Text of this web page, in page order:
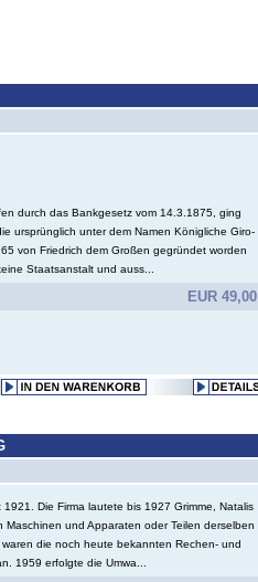
durch das Bankgesetz vom 14.3.1875, ging
ursprünglich unter dem Namen Königliche Giro-
von Friedrich dem Großen gegründet worden
Staatsanstalt und auss...
EUR 49,00
Die Firma lautete bis 1927 Grimme, Natalis
Maschinen und Apparaten oder Teilen derselben
die noch heute bekannten Rechen- und
1959 erfolgte die Umwa...